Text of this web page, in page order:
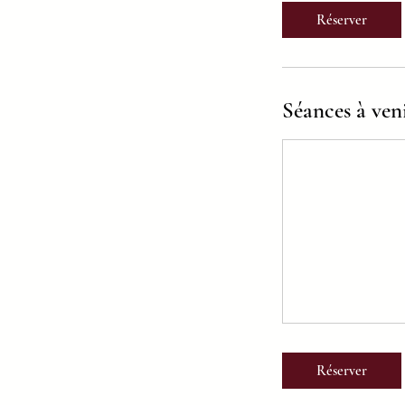
Réserver
Séances à
Réserver